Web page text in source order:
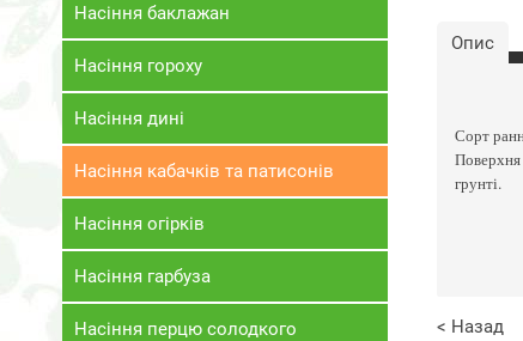
Насіння баклажан
Насіння гороху
Насіння дині
Насіння кабачків та патисонів
Насіння огірків
Насіння гарбуза
Насіння перцю солодкого
Опис
Сорт
Поверхня
грунті.
< Назад